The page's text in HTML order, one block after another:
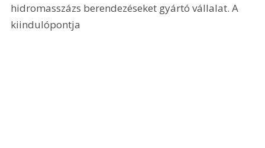
hidromasszázs berendezéseket gyártó vállalat. A
kiindulópontja